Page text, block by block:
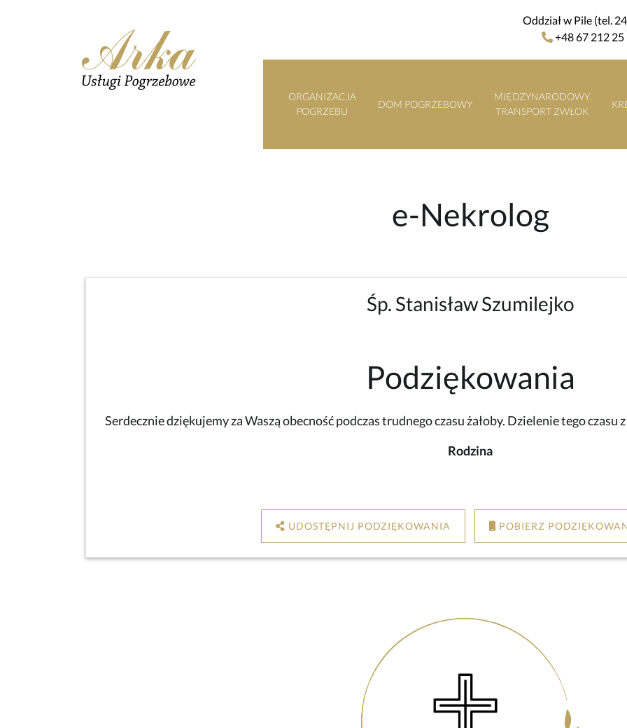
Oddział w Pile (tel.
+48 67 212 25
ORGANIZACJA
POGRZEBU
DOM POGRZEBOWY
MIĘDZYNARODOWY
TRANSPORT ZWŁOK
e-Nekrolog
Śp. Stanisław Szumilejko
Podziękowania
Serdecznie dziękujemy za Waszą obecność podczas trudnego czasu żałoby. Dzielenie tego
Rodzina
UDOSTĘPNIJ PODZIĘKOWANIA POBIERZ